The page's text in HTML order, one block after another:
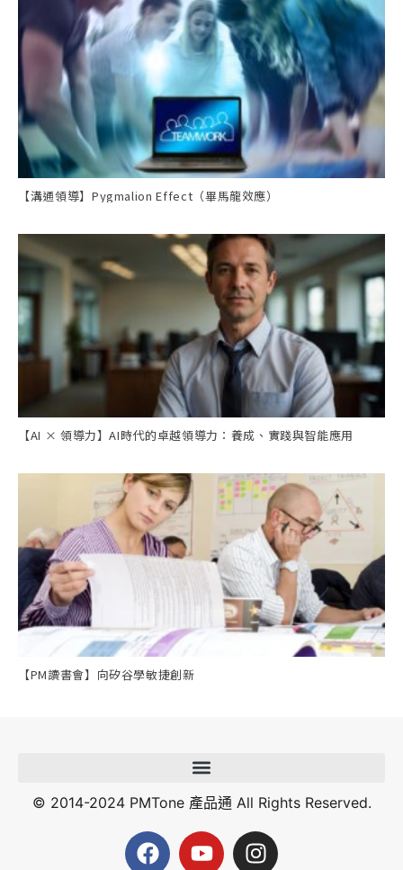
【溝通領導】Pygmalion Effect（畢馬龍效應）
【AI × 領導力】AI時代的卓越領導力：養成、實踐與智能應用
【PM讀書會】向矽谷學敏捷創新
© 2014-2024 PMTone 產品通 All Rights Reserved.